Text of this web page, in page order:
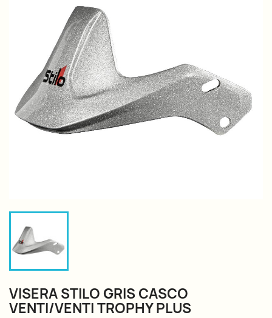
VISERA STILO GRIS CASCO
VENTI/VENTI TROPHY PLUS